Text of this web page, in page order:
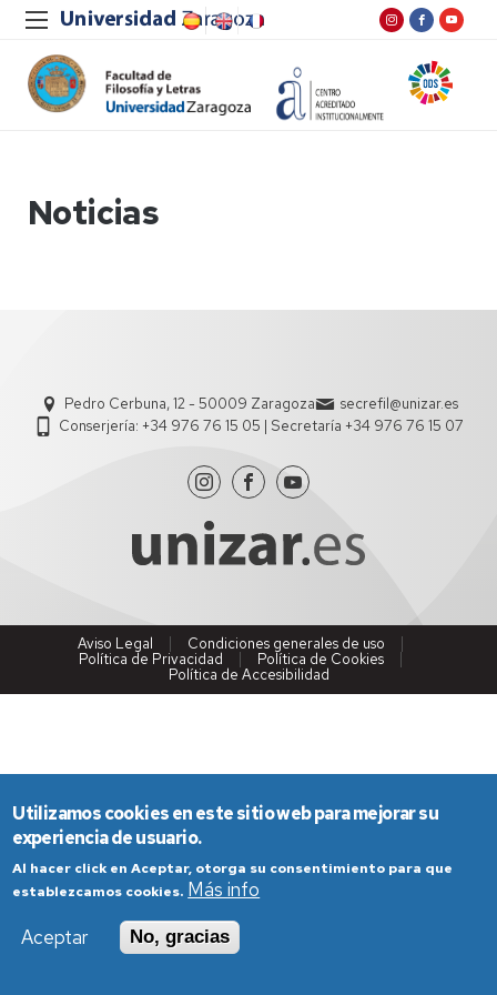
Noticias
Pedro Cerbuna, 12 - 50009 Zaragoza
secrefil@unizar.es
Conserjería: +34 976 76 15 05 | Secretaría +34 976 76 15 07
Aviso Legal
Condiciones generales de uso
Política de Privacidad
Política de Cookies
Política de Accesibilidad
Utilizamos cookies en este sitio web para mejorar su
experiencia de usuario.
Al hacer click en Aceptar, otorga su consentimiento para que
establezcamos cookies. Más info
Aceptar
No, gracias